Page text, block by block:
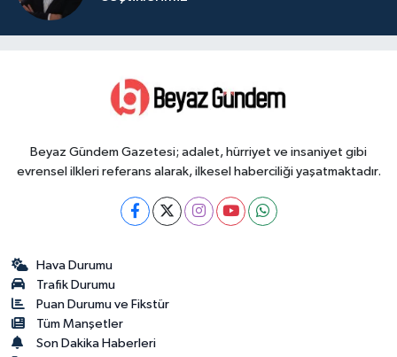
Beyaz Gündem Gazetesi; adalet, hürriyet ve insaniyet gibi
evrensel ilkleri referans alarak, ilkesel haberciliği yaşatmaktadır.
Hava Durumu
Trafik Durumu
Puan Durumu ve Fikstür
Tüm Manşetler
Son Dakika Haberleri